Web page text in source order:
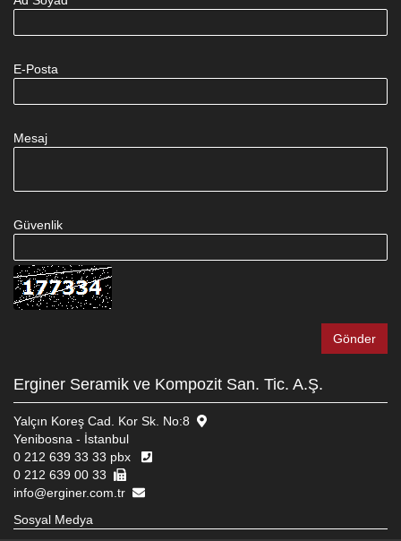
E-Posta
Mesaj
Güvenlik
Erginer Seramik ve Kompozit San. Tic. A.Ş.
Yalçın Koreş Cad. Kor Sk. No:8
Yenibosna - İstanbul
0 212 639 33 33 pbx
0 212 639 00 33
info@erginer.com.tr
Sosyal Medya